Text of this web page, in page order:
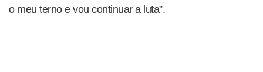
o meu terno e vou continuar a luta”.